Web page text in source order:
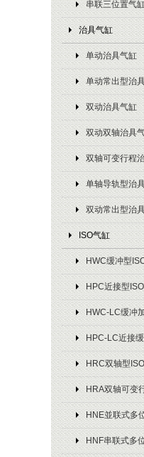
串联三位置气
治具气缸
单动治具气缸
单动常出型治
双动治具气缸
双动双轴治具
双轴可变行程
单轴导轨型治
双动常出型治
ISO气缸
HWC缓冲型
HPC近接型
HWC-LC缓冲
HPC-LC近接
HRC双轴型
HRA双轴可变
HNE並联式多
HNF串联式多